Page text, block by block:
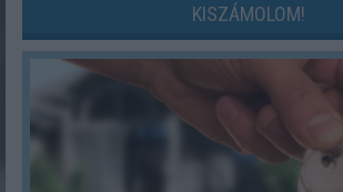
KISZÁMOLOM!